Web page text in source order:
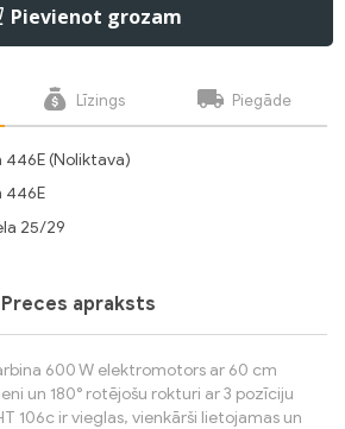
Pievienot grozam
Līzings Piegāde
446E (Noliktava)
446E
25/29
Preces apraksts
600 W elektromotors ar 60 cm
un 180° rotējošu rokturi ar 3 pozīciju
106c ir vieglas, vienkārši lietojamas un